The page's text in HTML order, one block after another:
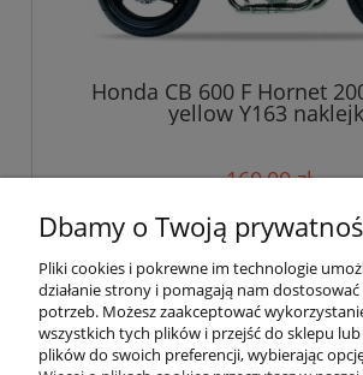
Honda CB 600 F Hornet
yellow Y163
160,00 zł
do koszyka
Pomoc
Dbamy o Twoją
Pliki cookies i pokrewne im technologie
działanie strony i pomagają nam
potrzeb. Możesz zaakceptować
wszystkich tych plików i przejść do sklepu
plików do swoich preferencji, wybierając